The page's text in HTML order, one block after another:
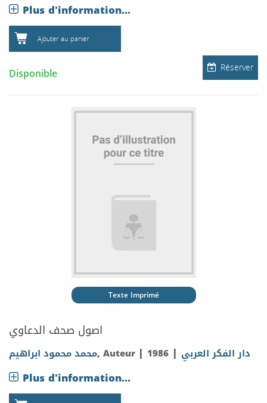
Plus d'information...
Ajouter au panier
Réserver
Disponible
Texte Imprimé
اصول صحف الدعاوي
محمد محمود ابراهيم, Auteur | دار الفكر العربي |
1986
Plus d'information...